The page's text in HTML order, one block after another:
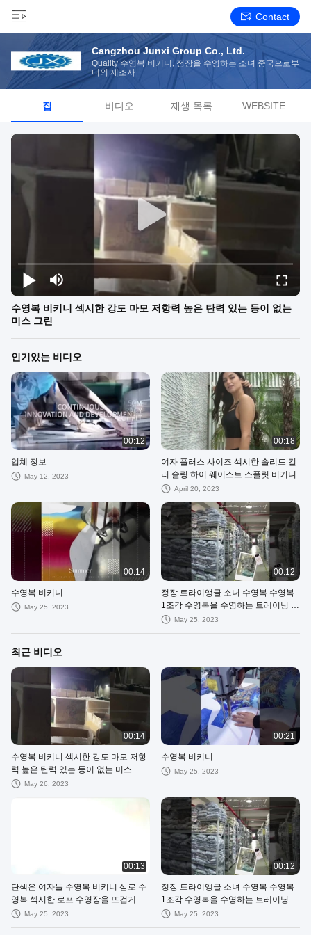
Contact
Cangzhou Junxi Group Co., Ltd.
Quality 수영복 비키니, 정장을 수영하는 소녀 중국으로부
터의 제조사
집 비디오 재생 목록 WEBSITE
수영복 비키니 섹시한 강도 마모 저항력 높은 탄력 있는 등이 없는
미스 그린
인기있는 비디오
00:12
업체 정보
May 12, 2023
00:18
여자 플러스 사이즈 섹시한 솔리드 컬
러 슬링 하이 웨이스트 스플릿 비키니
April 20, 2023
00:14
수영복 비키니
May 25, 2023
00:12
정장 트라이앵글 소녀 수영복 수영복
1조각 수영복을 수영하는 트레이닝 소
녀
May 25, 2023
최근 비디오
00:14
수영복 비키니 섹시한 강도 마모 저항
력 높은 탄력 있는 등이 없는 미스 그
린
May 26, 2023
00:21
수영복 비키니
May 25, 2023
00:13
단색은 여자들 수영복 비키니 삼로 수
영복 섹시한 로프 수영장을 뜨겁게 합
니다May 25, 2023
00:12
정장 트라이앵글 소녀 수영복 수영복
1조각 수영복을 수영하는 트레이닝 소
녀
May 25, 2023